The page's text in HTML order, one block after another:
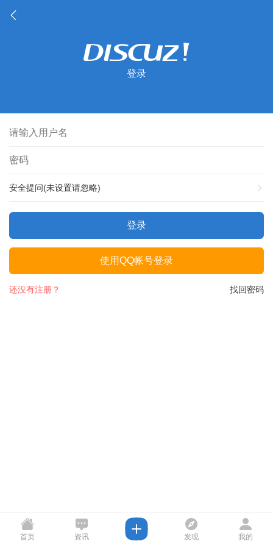
登录
安全提问(未设置请忽略)
登录
使用QQ帐号登录
找回密码
还没有注册？
首页 资讯 发现 我的